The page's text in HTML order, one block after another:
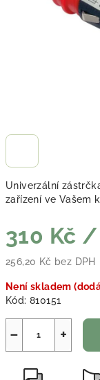
Univerzální
zařízení ve Vašem
310 Kč /
256,20 Kč bez DPH
Není skladem
Kód: 810151
+
−